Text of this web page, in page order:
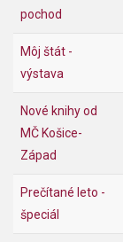
pochod
Môj štát -
výstava
Nové knihy od
MČ Košice-
Západ
Prečítané leto -
špeciál